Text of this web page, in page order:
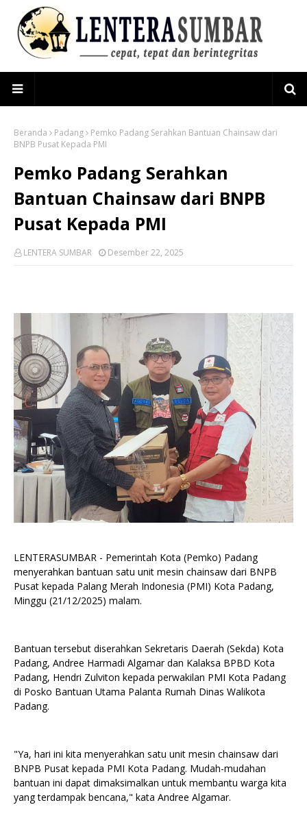
Beranda Padang
Pemko Padang Serahkan Bantuan Chainsaw dari
BNPB Pusat Kepada PMI
Pemko Padang Serahkan
Bantuan Chainsaw dari BNPB
Pusat Kepada PMI
LENTERA SUMBAR Desember 22, 2025
LENTERASUMBAR - Pemerintah Kota (Pemko) Padang
menyerahkan bantuan satu unit mesin chainsaw dari BNPB
Pusat kepada Palang Merah Indonesia (PMI) Kota Padang,
Minggu (21/12/2025) malam.
Bantuan tersebut diserahkan Sekretaris Daerah (Sekda) Kota
Padang, Andree Harmadi Algamar dan Kalaksa BPBD Kota
Padang, Hendri Zulviton kepada perwakilan PMI Kota Padang
di Posko Bantuan Utama Palanta Rumah Dinas Walikota
Padang.
"Ya, hari ini kita menyerahkan satu unit mesin chainsaw dari
BNPB Pusat kepada PMI Kota Padang. Mudah-mudahan
bantuan ini dapat dimaksimalkan untuk membantu warga kita
yang terdampak bencana," kata Andree Algamar.